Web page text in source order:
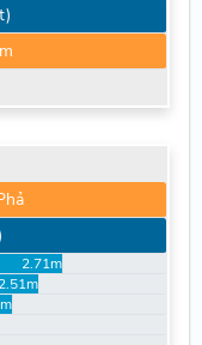
2.71m
2.51m